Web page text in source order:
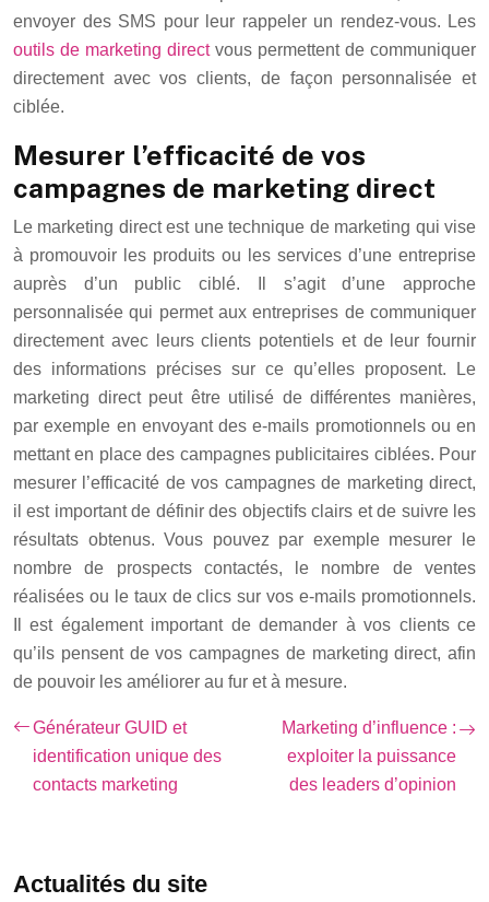
envoyer des SMS pour leur rappeler un rendez-vous. Les
outils de marketing directvous permettent de communiquer
directement avec vos clients, de façon personnalisée et
ciblée.
Mesurer l’efficacité de vos
campagnes de marketing direct
Le marketing direct est une technique de marketing qui vise
à promouvoir les produits ou les services d’une entreprise
auprès d’un public ciblé. Il s’agit d’une approche
personnalisée qui permet aux entreprises de communiquer
directement avec leurs clients potentiels et de leur fournir
des informations précises sur ce qu’elles proposent. Le
marketing direct peut être utilisé de différentes manières,
par exemple en envoyant des e-mails promotionnels ou en
mettant en place des campagnes publicitaires ciblées. Pour
mesurer l’efficacité de vos campagnes de marketing direct,
il est important de définir des objectifs clairs et de suivre les
résultats obtenus. Vous pouvez par exemple mesurer le
nombre de prospects contactés, le nombre de ventes
réalisées ou le taux de clics sur vos e-mails promotionnels.
Il est également important de demander à vos clients ce
qu’ils pensent de vos campagnes de marketing direct, afin
de pouvoir les améliorer au fur et à mesure.
Générateur GUID et
identification unique des
contacts marketing
Marketing d’influence :
exploiter la puissance
des leaders d’opinion
Actualités du site